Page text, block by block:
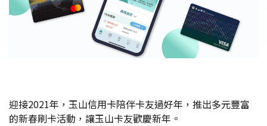
迎接2021年，玉山信用卡陪伴卡友過好年，推出多元豐富
的新春刷卡活動，讓玉山卡友歡慶新年。